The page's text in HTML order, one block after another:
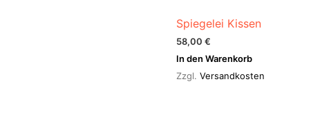
Spiegelei Kissen
58,00 €
In den Warenkorb
Zzgl. Versandkosten